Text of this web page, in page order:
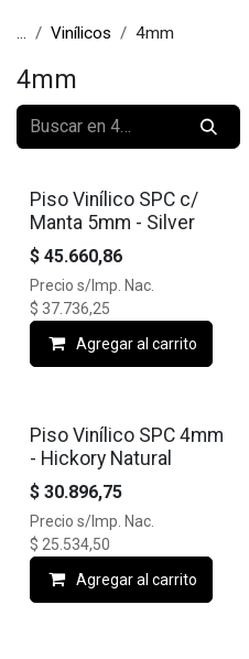
... Vinílicos 4mm
4mm
Piso Vinílico SPC c/
Manta 5mm - Silver
$ 45.660,86
Precio s/Imp. Nac.
$ 37.736,25
Agregar al carrito
Piso Vinílico SPC 4mm
- Hickory Natural
$ 30.896,75
Precio s/Imp. Nac.
$ 25.534,50
Agregar al carrito